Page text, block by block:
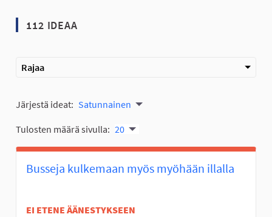
112 IDEAA
Rajaa
Järjestä ideat: Satunnainen
Tulosten määrä sivulla: 20
Busseja kulkemaan myös myöhään illalla
EI ETENE ÄÄNESTYKSEEN